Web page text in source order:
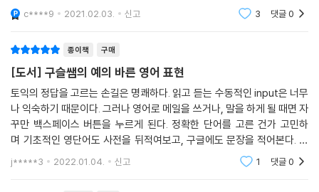
UNIT 23 상대에게 왜 전화를 안 받았는지 물을 때는 〉Why didn’t you a
UNIT 24 부재중 전화 상대에게 다시 전화해서 말할 때는 〉 I saw you cal
UNIT 25 무언가가 내 취향이 아니라고 얘기할 때는 〉 I hate it ???
UNIT 26 난 상관없으니 너 편한 대로 하라고 할 때는 〉 I don’t care ???
UNIT 27 모르는 사람이 아는 척해서 ‘저 아세요?’라고 할 때는 〉 Do you
know me ???
UNIT 28 식사는 하셨는지 안부차 물을 때는 〉 Have you eaten yet
???
고 쉬운 뜻과 문장들이지만 영어식 사고를 통해서 세련되고 품격있는 영어
를 할 수
c****9 2021.02.03. 신고 3 댓글0
종이책 구매
[도서] 구슬쌤의 예의 바른 영어 표현
토익의 정답을 고르는 손길은 명쾌하다. 읽고 듣는 수동적인 input은 너무
나 익숙하기 때문이다. 그러나 영어로 메일을 쓰거나, 말을 하게 될 때면 자
꾸만 백스페이스 버튼을 누르게 된다. 정확한 단어를 고른 건가 고민하
며 기초적인 영단어도 사전을 뒤적여보고, 구글에도 문장을 적어본다. 이
렇게 수십분간 작성한 메일의 길이가 고작 손바닥 만한 길이일 때의 허탈
j*****3 2022.01.04. 신고 1 댓글0